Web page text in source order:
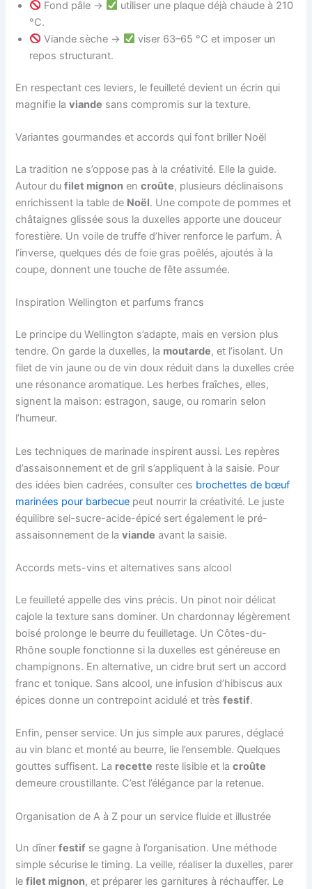
Fond pâle →
utiliser une plaque déjà chaude à 210
°C.
Viande sèche →
viser 63–65 °C et imposer un
repos structurant.
En respectant ces leviers, le feuilleté devient un écrin qui
magnifie laviande sans compromis sur la texture.
Variantes gourmandes et accords qui font briller Noël
La tradition ne s’oppose pas à la créativité. Elle la guide.
Autour dufilet mignon encroûte, plusieurs déclinaisons
enrichissent la table de Noël. Une compote de pommes et
châtaignes glissée sous la duxelles apporte une douceur
forestière. Un voile de truffe d’hiver renforce le parfum. À
l’inverse, quelques dés de foie gras poêlés, ajoutés à la
coupe, donnent une touche de fête assumée.
Inspiration Wellington et parfums francs
Le principe du Wellington s’adapte, mais en version plus
tendre. On garde la duxelles, la moutarde, et l’isolant. Un
filet de vin jaune ou de vin doux réduit dans la duxelles crée
une résonance aromatique. Les herbes fraîches, elles,
signent la maison: estragon, sauge, ou romarin selon
l’humeur.
Les techniques de marinade inspirent aussi. Les repères
d’assaisonnement et de gril s’appliquent à la saisie. Pour
des idées bien cadrées, consulter ces brochettes de bœuf
marinées pour barbecue peut nourrir la créativité. Le juste
équilibre sel-sucre-acide-épicé sert également le pré-
assaisonnement de laviande avant la saisie.
Accords mets-vins et alternatives sans alcool
Le feuilleté appelle des vins précis. Un pinot noir délicat
cajole la texture sans dominer. Un chardonnay légèrement
boisé prolonge le beurre du feuilletage. Un Côtes-du-
Rhône souple fonctionne si la duxelles est généreuse en
champignons. En alternative, un cidre brut sert un accord
franc et tonique. Sans alcool, une infusion d’hibiscus aux
épices donne un contrepoint acidulé et trèsfestif.
Enfin, penser service. Un jus simple aux parures, déglacé
au vin blanc et monté au beurre, lie l’ensemble. Quelques
gouttes suffisent. La recette reste lisible et lacroûte
demeure croustillante. C’est l’élégance par la retenue.
Organisation de A à Z pour un service fluide et illustrée
Un dînerfestif se gagne à l’organisation. Une méthode
simple sécurise le timing. La veille, réaliser la duxelles, parer
lefilet mignon, et préparer les garnitures à réchauffer. Le